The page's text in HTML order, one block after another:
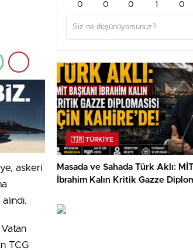
askeri
TCG
0 0 0 1 0
🇹🇷 TÜRKİYE
Masada ve Sahada Türk Aklı:
İbrahim Kalın Kritik Gazze